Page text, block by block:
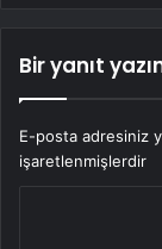
Bir yanıt
E-posta adresiniz
işaretlenmişlerdir